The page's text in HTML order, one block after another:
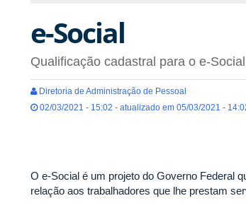
e-Social
Qualificação cadastral para o e-Social
Diretoria de Administração de Pessoal
02/03/2021 - 15:02 - atualizado em 05/03/2021 -
O e-Social é um projeto do Governo Federal
relação aos trabalhadores que lhe prestam